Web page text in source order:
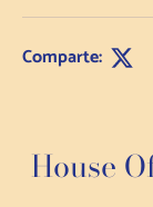
Comparte:
House